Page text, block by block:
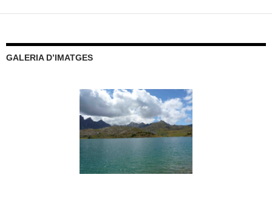
GALERIA D’IMATGES